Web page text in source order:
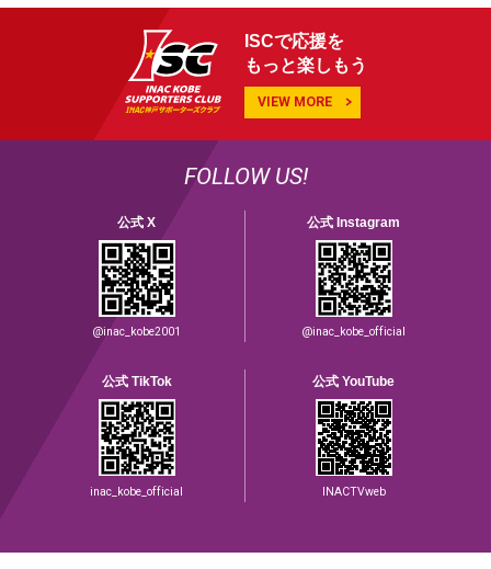
ISCで応援を
もっと楽しもう
VIEW MORE
FOLLOW US!
公式 X
@inac_kobe2001
公式 Instagram
@inac_kobe_official
公式 TikTok
inac_kobe_official
公式 YouTube
INACTVweb